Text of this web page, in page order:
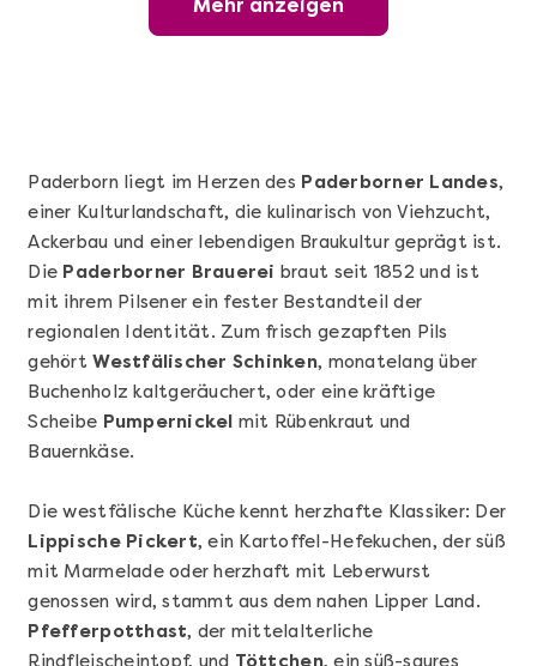
Wunderschöner Weinabend
Mehr anzeigen
Sushi Basic Kurs Bonn
Mehr anzeigen
Paderborn liegt im Herzen des Paderborner Landes,
einer Kulturlandschaft, die kulinarisch von Viehzucht,
Ackerbau und einer lebendigen Braukultur geprägt ist.
Die Paderborner Brauerei braut seit 1852 und ist
mit ihrem Pilsener ein fester Bestandteil der
regionalen Identität. Zum frisch gezapften Pils
gehörtWestfälischer Schinken, monatelang über
Buchenholz kaltgeräuchert, oder eine kräftige
Scheibe Pumpernickel mit Rübenkraut und
Bauernkäse.
Die westfälische Küche kennt herzhafte Klassiker: Der
Lippische Pickert, ein Kartoffel-Hefekuchen, der süß
mit Marmelade oder herzhaft mit Leberwurst
genossen wird, stammt aus dem nahen Lipper Land.
Pfefferpotthast, der mittelalterliche